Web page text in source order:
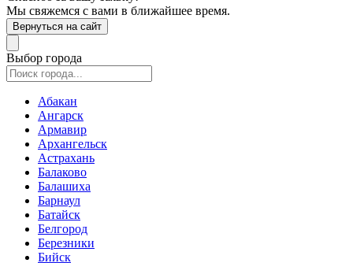
Мы свяжемся с вами в ближайшее время.
Вернуться на сайт
Выбор города
Абакан
Ангарск
Армавир
Архангельск
Астрахань
Балаково
Балашиха
Барнаул
Батайск
Белгород
Березники
Бийск